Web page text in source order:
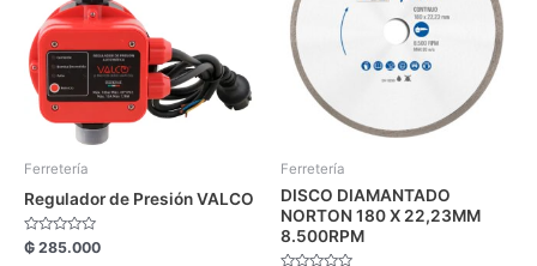
Ferretería
Regulador de Presión VALCO
Valorado
con
₲ 285.000
Ferretería
DISCO DIAMANTADO
NORTON 180 X 22,23MM
8.500RPM